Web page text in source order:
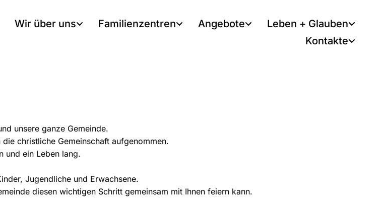
Wir über uns Familienzentren Angebote
Leben + Glauben
Kontakte
unsere ganze Gemeinde.
christliche Gemeinschaft aufgenommen.
und ein Leben lang.
Jugendliche und Erwachsene.
diesen wichtigen Schritt gemeinsam mit Ihnen feiern kann.